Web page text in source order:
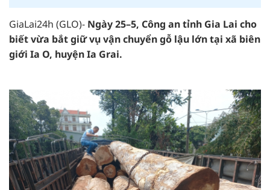
GiaLai24h (GLO)- Ngày 25–5, Công an tỉnh Gia Lai cho
biếtvừa bắt giữ vụ vận chuyển gỗ lậu lớn tại xã biên
giới Ia O, huyện Ia Grai.